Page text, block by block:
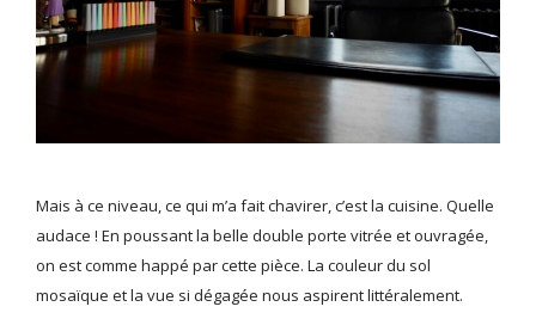
Mais à ce niveau, ce qui m’a fait chavirer, c’est la cuisine. Quelle
audace ! En poussant la belle double porte vitrée et ouvragée,
on est comme happé par cette pièce. La couleur du sol
mosaïque et la vue si dégagée nous aspirent littéralement.